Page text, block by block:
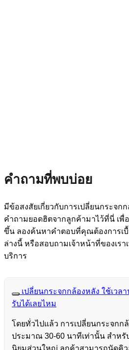
คำถามที่พบบ่อย
มีข้อสงสัยเกี่ยวกับการเปลี่ยนกระจกก
คำถามยอดฮิตจากลูกค้ามาไว้ที่นี่ เพื่
ขึ้น ลองค้นหาคำตอบที่คุณต้องการเ
ล่างนี้ หรือสอบถามเจ้าหน้าที่ของเรา
บริการ
เปลี่ยนกระจกกล้องหลัง ใช้เวล
รับได้เลยไหม
โดยทั่วไปแล้ว การเปลี่ยนกระจกก
ประมาณ 30-60 นาทีเท่านั้น สำห